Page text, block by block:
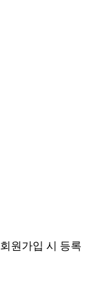
회원가입 시 등록